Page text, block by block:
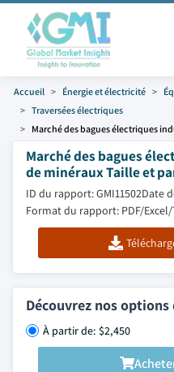
Accueil Énergie et électricité
Traversées électriques
Marché des bagues électriques
Marché des bagues
de minéraux Taille et
ID du rapport: GMI11502Date
Format du rapport: PDF/
Découvrez nos options
À partir de: $2,450